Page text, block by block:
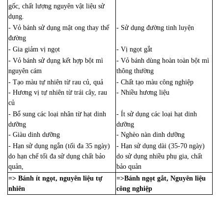
gốc, chất lượng nguyên vật liệu sử
dụng.
- Vỏ bánh sử dụng mật ong thay thế
đường
- Sử dụng đường tinh luyện
- Gia giảm vị ngọt
- Vị ngọt gắt
- Vỏ bánh sử dụng kết hợp bột mì
nguyên cám
- Vỏ bánh dùng hoàn toàn bột mì
thông thường
- Tạo màu tự nhiên từ rau củ, quả
- Hương vị tự nhiên từ trái cây, rau
củ
- Chất tạo màu công nghiệp
- Nhiều hương liệu
- Bổ sung các loại nhân từ hạt dinh
dưỡng
- Giàu dinh dưỡng
- Ít sử dụng các loại hạt dinh
dưỡng
- Nghèo nàn dinh dưỡng
- Hạn sử dụng ngắn (tối đa 35 ngày)
do hạn chế tối đa sử dụng chất bảo
quản,
- Hạn sử dụng dài (35-70 ngày)
do sử dụng nhiều phụ gia, chất
bảo quản
=> Bánh ít ngọt, nguyên liệu tự
nhiên
=>Bánh ngọt gắt, Nguyên liệu
công nghiệp